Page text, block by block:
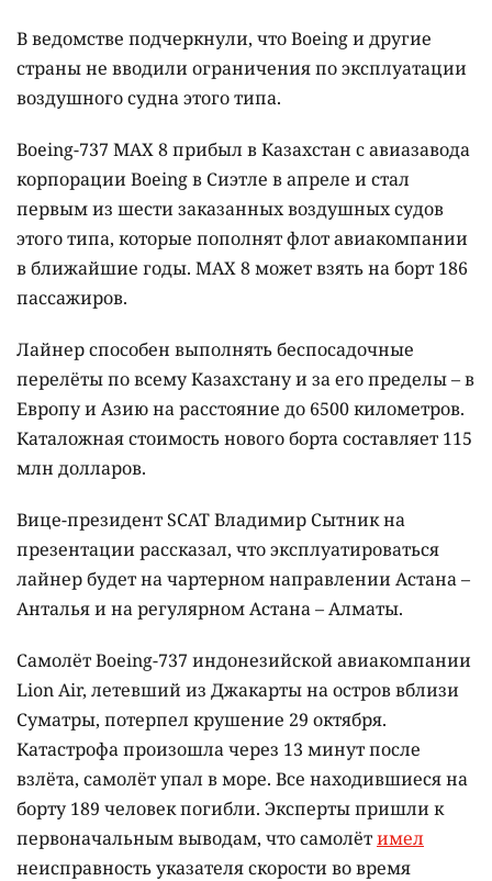
В ведомстве подчеркнули, что Boeing и другие
страны не вводили ограничения по эксплуатации
воздушного судна этого типа.
Boeing-737 МАХ 8 прибыл в Казахстан с авиазавода
корпорации Boeing в Сиэтле в апреле и стал
первым из шести заказанных воздушных судов
этого типа, которые пополнят флот авиакомпании
в ближайшие годы. MAX 8 может взять на борт 186
пассажиров.
Лайнер способен выполнять беспосадочные
перелёты по всему Казахстану и за его пределы – в
Европу и Азию на расстояние до 6500 километров.
Каталожная стоимость нового борта составляет 115
млн долларов.
Вице-президент SCAT Владимир Сытник на
презентации рассказал, что эксплуатироваться
лайнер будет на чартерном направлении Астана –
Анталья и на регулярном Астана – Алматы.
Самолёт Boeing-737 индонезийской авиакомпании
Lion Air, летевший из Джакарты на остров вблизи
Суматры, потерпел крушение 29 октября.
Катастрофа произошла через 13 минут после
взлёта, самолёт упал в море. Все находившиеся на
борту 189 человек погибли. Эксперты пришли к
первоначальным выводам, что самолётимел
неисправность указателя скорости во время